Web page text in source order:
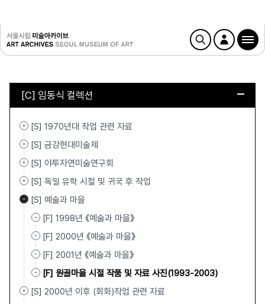
[C] 임동식 컬렉션
[S] 1970년대 작업 관련 자료
[S] 금강현대미술제
[S] 야투자연미술연구회
[S] 독일 유학 시절 및 귀국 후 작업
[S] 예술과 마을
[F] 1998년 《예술과 마을》
[F] 2000년 《예술과 마을》
[F] 2001년 《예술과 마을》
[F] 원골마을 시절 작품 및 자료 사진(1993-2003)
[S] 2000년 이후 (회화)작업 관련 자료